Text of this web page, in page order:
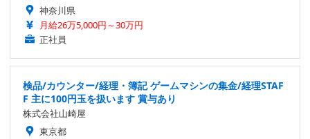
神奈川県
月給26万5,000円～30万円
正社員
検品/カウンター/経理・簿記 ゲームマシンの集金/経理STAF
F 主に100円玉を扱います 賞与あり
株式会社山崎屋
東京都